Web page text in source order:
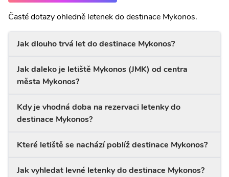
Časté dotazy ohledně letenek do destinace Mykonos.
Jak dlouho trvá let do destinace Mykonos?
Jak daleko je letiště Mykonos (JMK) od centra
města Mykonos?
Kdy je vhodná doba na rezervaci letenky do
destinace Mykonos?
Které letiště se nachází poblíž destinace Mykonos?
Jak vyhledat levné letenky do destinace Mykonos?